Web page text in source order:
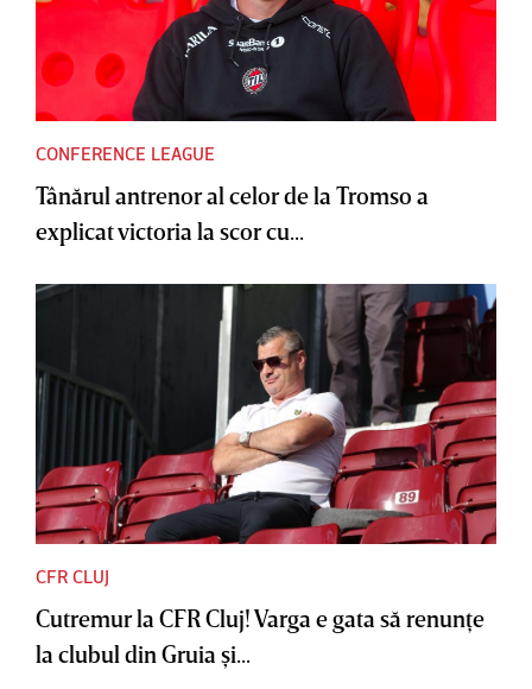
CONFERENCE LEAGUE
Tânărul antrenor al celor de la Tromso a
explicat victoria la scor cu...
CFR CLUJ
Cutremur la CFR Cluj! Varga e gata să renunţe
la clubul din Gruia şi...